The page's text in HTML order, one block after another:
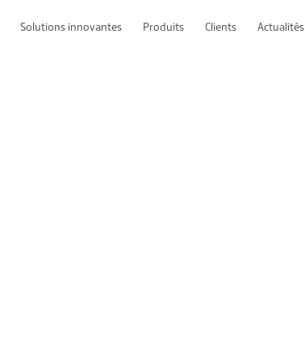
Solutions innovantes Produits Clients Actualités